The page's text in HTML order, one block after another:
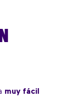
muy fácil